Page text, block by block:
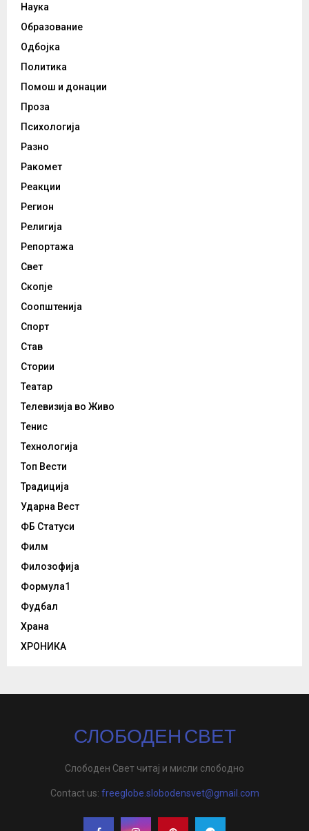
Наука
Образование
Одбојка
Политика
Помош и донации
Проза
Психологија
Разно
Ракомет
Реакции
Регион
Религија
Репортажа
Свет
Скопје
Соопштенија
Спорт
Став
Стории
Театар
Телевизија во Живо
Тенис
Технологија
Топ Вести
Традиција
Ударна Вест
ФБ Статуси
Филм
Филозофија
Формула1
Фудбал
Храна
ХРОНИКА
СЛОБОДЕН СВЕТ
Слободен Свет читај и мисли слободно
Contact us: freeglobe.slobodensvet@gmail.com